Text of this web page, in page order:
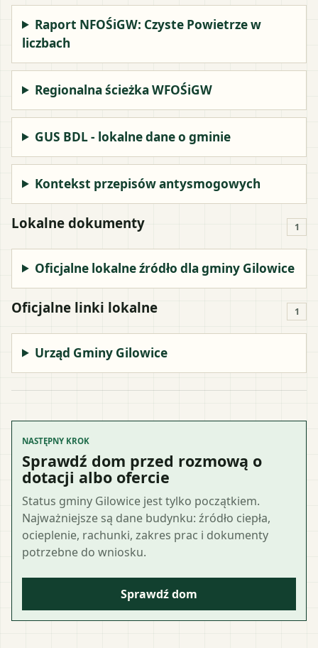
Raport NFOŚiGW: Czyste Powietrze w
liczbach
Regionalna ścieżka WFOŚiGW
GUS BDL - lokalne dane o gminie
Kontekst przepisów antysmogowych
Lokalne dokumenty 1
Oficjalne lokalne źródło dla gminy Gilowice
Oficjalne linki lokalne 1
Urząd Gminy Gilowice
NASTĘPNY KROK
Sprawdź dom przed rozmową o
dotacji albo ofercie
Status gminy Gilowice jest tylko początkiem.
Najważniejsze są dane budynku: źródło ciepła,
ocieplenie, rachunki, zakres prac i dokumenty
potrzebne do wniosku.
Sprawdź dom